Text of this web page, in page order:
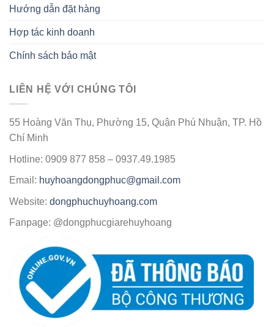
Hướng dẫn đặt hàng
Hợp tác kinh doanh
Chính sách bảo mật
LIÊN HỆ VỚI CHÚNG TÔI
55 Hoàng Văn Thụ, Phường 15, Quận Phú Nhuận, TP. Hồ
Chí Minh
Hotline: 0909 877 858 – 0937.49.1985
Email: huyhoangdongphuc@gmail.com
Website: dongphuchuyhoang.com
Fanpage: @dongphucgiarehuyhoang